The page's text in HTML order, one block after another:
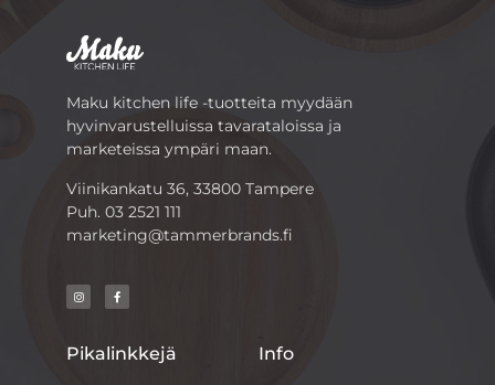
Maku kitchen life -tuotteita myydään
hyvinvarustelluissa tavarataloissa ja
marketeissa ympäri maan.
Viinikankatu 36, 33800 Tampere
Puh. 03 2521 111
marketing@tammerbrands.fi
Pikalinkkejä Info